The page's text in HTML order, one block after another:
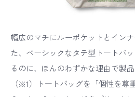
幅広のマチにルーポケットとイン
た、ベーシックなタテ型トートバ
るのに、ほんのわずかな理由で製
（※1）トートバッグを「個性を尊